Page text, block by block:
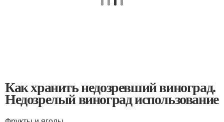
Как хранить недозревший виноград.
Недозрелый виноград использование